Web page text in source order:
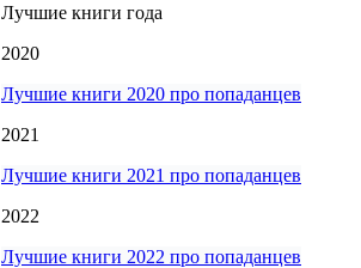
Лучшие книги года
2020
Лучшие книги 2020 про попаданцев
2021
Лучшие книги 2021 про попаданцев
2022
Лучшие книги 2022 про попаданцев